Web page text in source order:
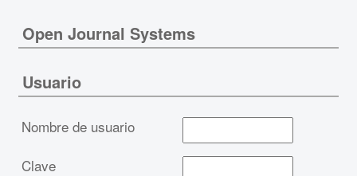
Open Journal Systems
Usuario
Nombre de usuario
Clave